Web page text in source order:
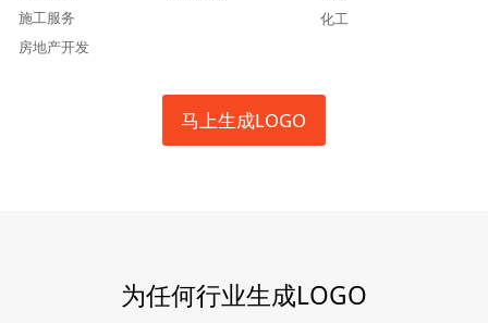
施工服务
房地产开发
化工
马上生成LOGO
为任何行业生成LOGO